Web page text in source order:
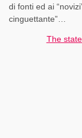
di fonti ed ai
cinguettante”…
The